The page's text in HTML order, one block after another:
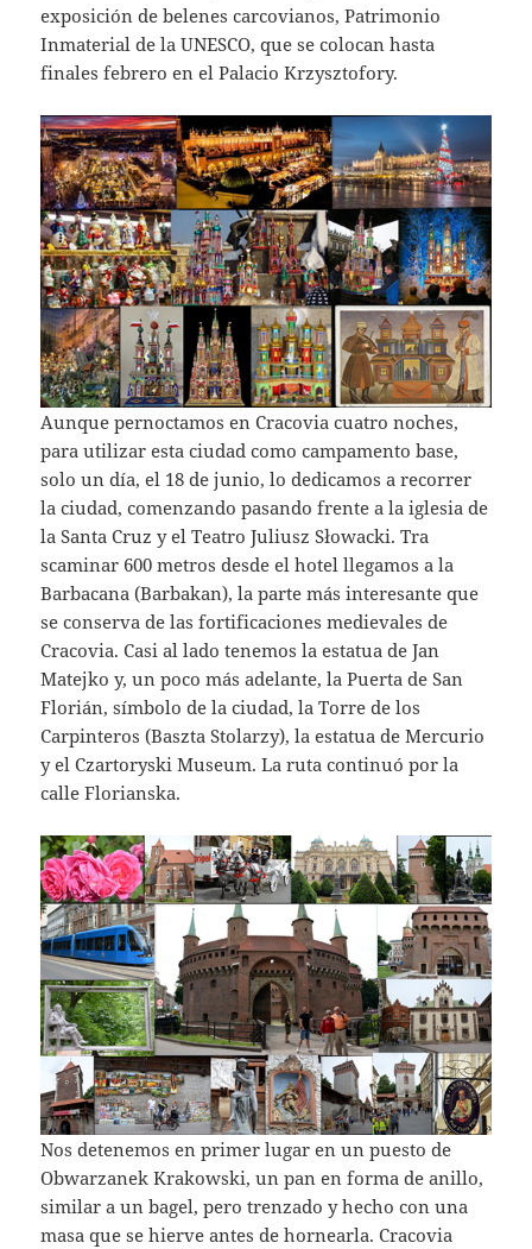
exposición de belenes carcovianos, Patrimonio
Inmaterial de la UNESCO, que se colocan hasta
finales febrero en el Palacio Krzysztofory.
Aunque pernoctamos en Cracovia cuatro noches,
para utilizar esta ciudad como campamento base,
solo un día, el 18 de junio, lo dedicamos a recorrer
la ciudad, comenzando pasando frente a la iglesia de
la Santa Cruz y el Teatro Juliusz Słowacki. Tra
scaminar 600 metros desde el hotel llegamos a la
Barbacana (Barbakan), la parte más interesante que
se conserva de las fortificaciones medievales de
Cracovia. Casi al lado tenemos la estatua de Jan
Matejko y, un poco más adelante, la Puerta de San
Florián, símbolo de la ciudad, la Torre de los
Carpinteros (Baszta Stolarzy), la estatua de Mercurio
y el Czartoryski Museum. La ruta continuó por la
calle Florianska.
Nos detenemos en primer lugar en un puesto de
Obwarzanek Krakowski, un pan en forma de anillo,
similar a un bagel, pero trenzado y hecho con una
masa que se hierve antes de hornearla. Cracovia